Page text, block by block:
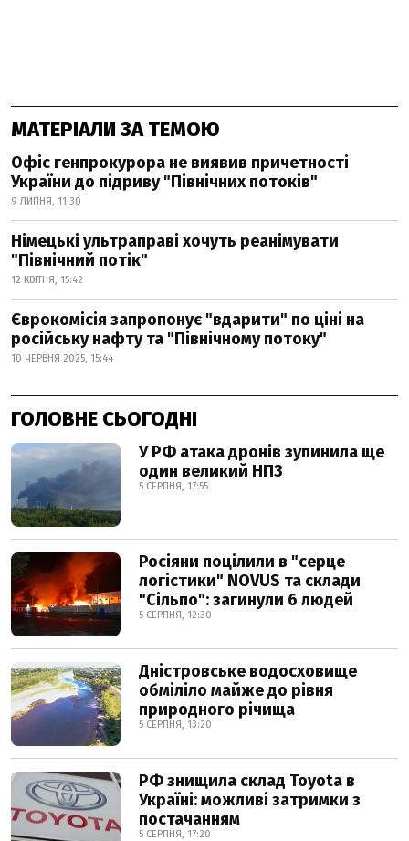
МАТЕРІАЛИ ЗА ТЕМОЮ
Офіс генпрокурора не виявив причетності
України до підриву "Північних потоків"
9 ЛИПНЯ, 11:30
Німецькі ультраправі хочуть реанімувати
"Північний потік"
12 КВІТНЯ, 15:42
Єврокомісія запропонує "вдарити" по ціні на
російську нафту та "Північному потоку"
10 ЧЕРВНЯ 2025, 15:44
ГОЛОВНЕ СЬОГОДНІ
У РФ атака дронів зупинила ще
один великий НПЗ
5 СЕРПНЯ, 17:55
Росіяни поцілили в "серце
логістики" NOVUS та склади
"Сільпо": загинули 6 людей
5 СЕРПНЯ, 12:30
Дністровське водосховище
обміліло майже до рівня
природного річища
5 СЕРПНЯ, 13:20
РФ знищила склад Toyota в
Україні: можливі затримки з
постачанням
5 СЕРПНЯ, 17:20